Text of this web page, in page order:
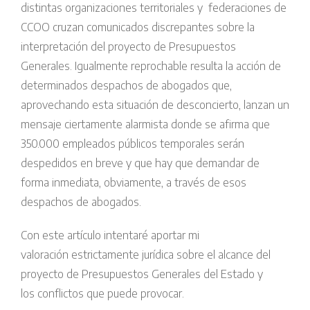
distintas organizaciones territoriales y federaciones de
CCOO cruzan comunicados discrepantes sobre la
interpretación del proyecto de Presupuestos
Generales. Igualmente reprochable resulta la acción de
determinados despachos de abogados que,
aprovechando esta situación de desconcierto, lanzan un
mensaje ciertamente alarmista donde se afirma que
350.000 empleados públicos temporales serán
despedidos en breve y que hay que demandar de
forma inmediata, obviamente, a través de esos
despachos de abogados.
Con este artículo intentaré aportar mi
valoración estrictamente jurídica sobre el alcance del
proyecto de Presupuestos Generales del Estado y
los conflictos que puede provocar.